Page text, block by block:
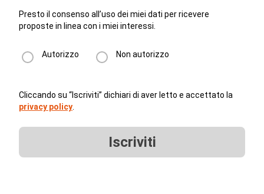
Presto il consenso all’uso dei miei dati per ricevere
proposte in linea con i miei interessi.
Autorizzo Non autorizzo
Cliccando su “Iscriviti” dichiari di aver letto e accettato la
privacy policy
Iscriviti